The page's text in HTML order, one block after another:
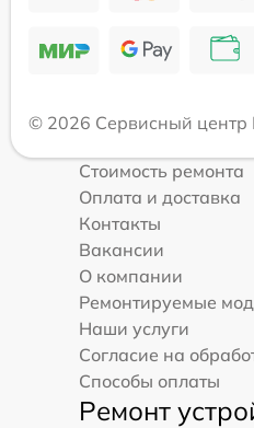
© 2026 Сервисный центр
Стоимость ремонта
Оплата и доставка
Контакты
Вакансии
О компании
Ремонтируемые
Наши услуги
Согласие на
Способы оплаты
Ремонт